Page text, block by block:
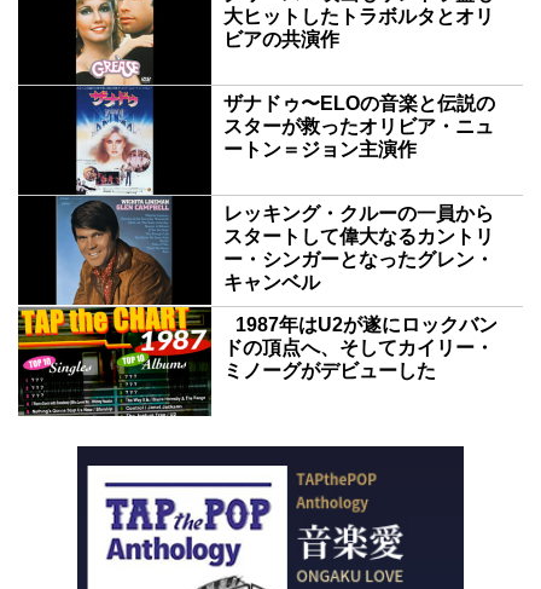
大ヒットしたトラボルタとオリ
ビアの共演作
ザナドゥ〜ELOの音楽と伝説の
スターが救ったオリビア・ニュ
ートン＝ジョン主演作
レッキング・クルーの一員から
スタートして偉大なるカントリ
ー・シンガーとなったグレン・
キャンベル
1987年はU2が遂にロックバン
ドの頂点へ、そしてカイリー・
ミノーグがデビューした